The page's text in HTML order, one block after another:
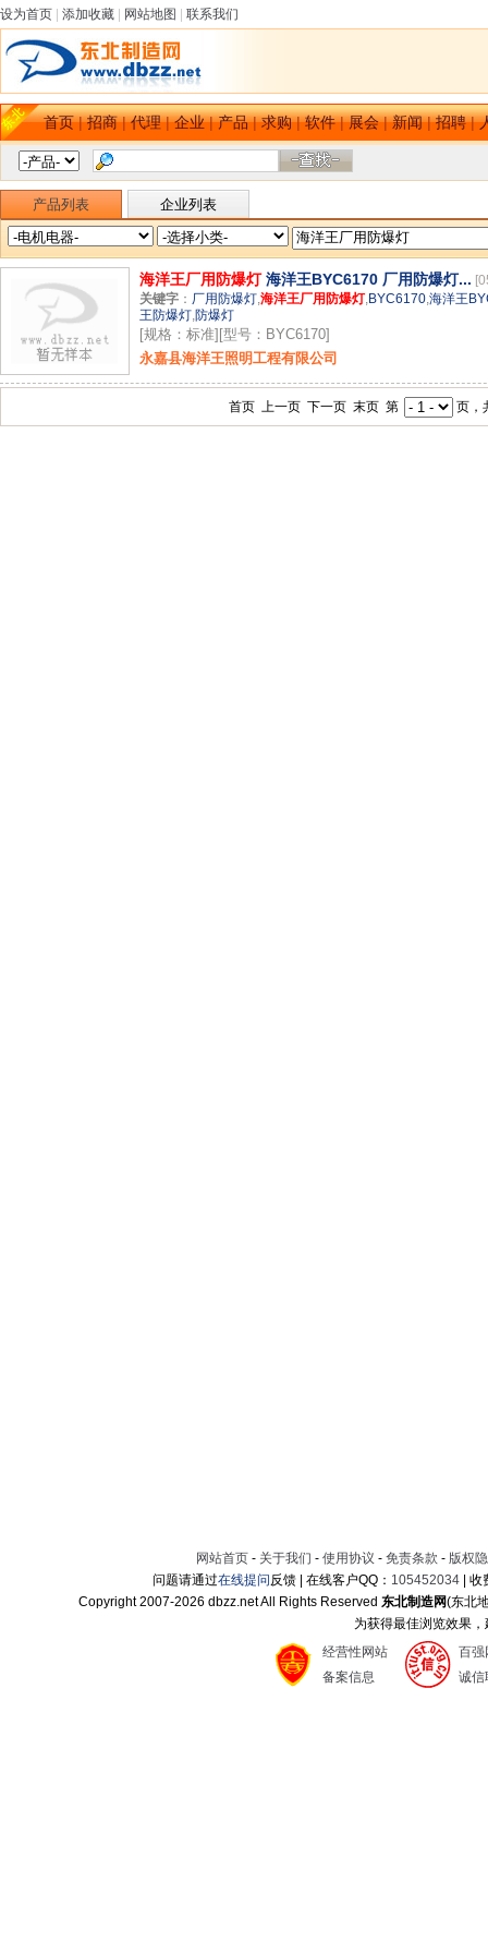
设为首页 添加收藏 网站地图 联系我们
首页|招商|代理|企业|产品|求购|软件|展会|新闻|招聘|
产品列表 企业列表
海洋王厂用防爆灯海洋王BYC6170 厂用防爆灯...
关键字 ： 厂用防爆灯,海洋王厂用防爆灯,BYC6170,海洋王
王防爆灯,防爆灯
[规格：标准][型号：BYC6170]
永嘉县海洋王照明工程有限公司
首页 上一页 下一页 末页 第 页，
网站首页 - 关于我们 - 使用协议 - 免责条款 - 版权
问题请通过在线提问反馈 | 在线客户QQ： 105452034 |
Copyright 2007-2026 dbzz.net All Rights Reserved东北制造网(东北
为获得最佳浏览效果
经营性网站
备案信息
百强
诚信